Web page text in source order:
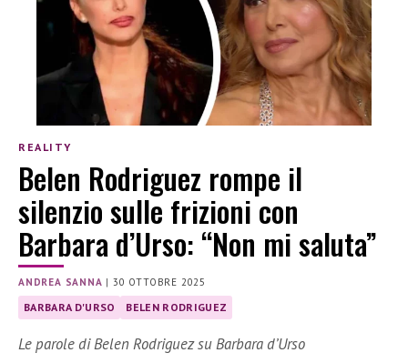
REALITY
Belen Rodriguez rompe il
silenzio sulle frizioni con
Barbara d’Urso: “Non mi saluta”
ANDREA SANNA |30 OTTOBRE 2025
BARBARA D'URSO BELEN RODRIGUEZ
Le parole di Belen Rodriguez su Barbara d’Urso